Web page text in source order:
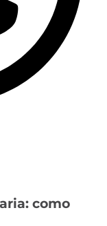
como